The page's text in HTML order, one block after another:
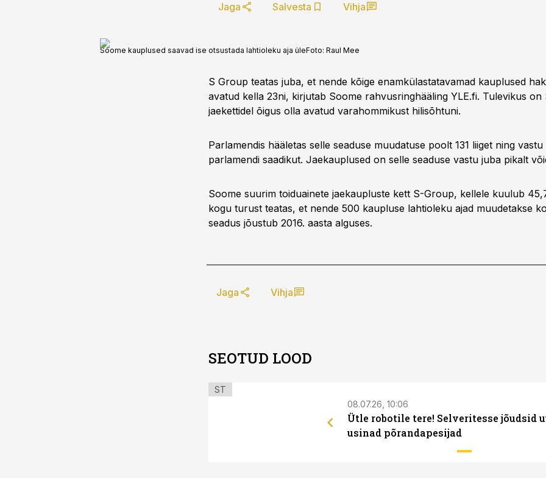
Jaga Salvesta Vihja
Soome kauplused saavad ise otsustada lahtioleku aja üleFoto: Raul Mee
S Group teatas juba, et nende kõige enamkülastatavamad kauplused
avatud kella 23ni, kirjutab Soome rahvusringhääling YLE.fi. Tulevikus on
jaekettidel õigus olla avatud varahommikust hilisõhtuni.
Parlamendis hääletas selle seaduse muudatuse poolt 131 liiget ning
parlamendi saadikut. Jaekauplused on selle seaduse vastu juba pikalt
Soome suurim toiduainete jaekaupluste kett S-Group, kellele kuulub
kogu turust teatas, et nende 500 kaupluse lahtioleku ajad muudetakse
seadus jõustub 2016. aasta alguses.
Jaga Vihja
SEOTUD LOOD
ST
08.07.26, 10:06
Ütle robotile tere! Selveritesse jõudsid
usinad põrandapesijad